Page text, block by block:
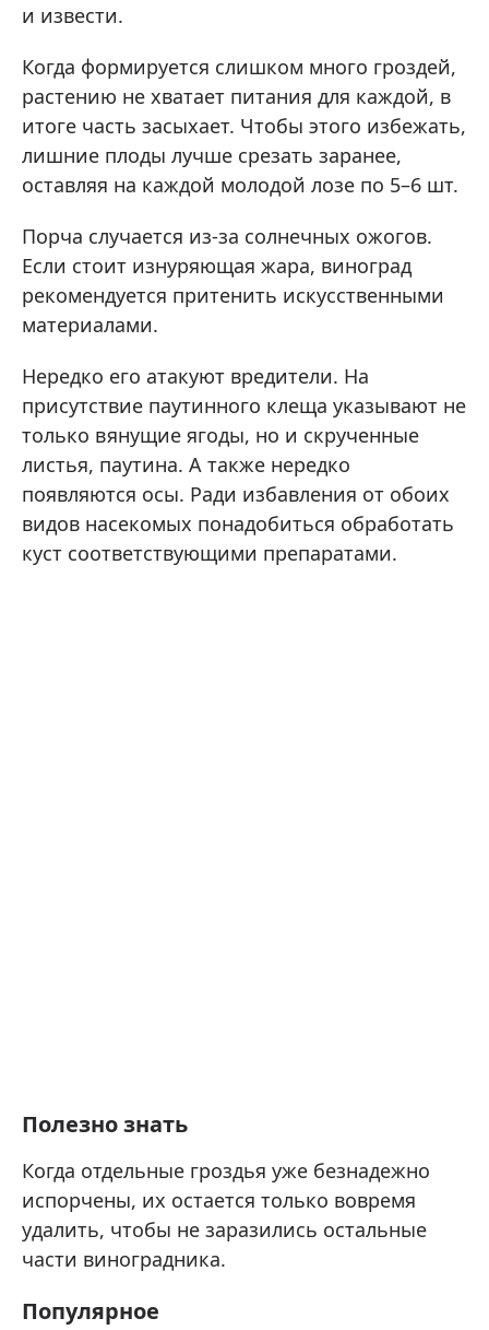
и извести.
Когда формируется слишком много гроздей,
растению не хватает питания для каждой, в
итоге часть засыхает. Чтобы этого избежать,
лишние плоды лучше срезать заранее,
оставляя на каждой молодой лозе по 5–6 шт.
Порча случается из-за солнечных ожогов.
Если стоит изнуряющая жара, виноград
рекомендуется притенить искусственными
материалами.
Нередко его атакуют вредители. На
присутствие паутинного клеща указывают не
только вянущие ягоды, но и скрученные
листья, паутина. А также нередко
появляются осы. Ради избавления от обоих
видов насекомых понадобиться обработать
куст соответствующими препаратами.
Полезно знать
Когда отдельные гроздья уже безнадежно
испорчены, их остается только вовремя
удалить, чтобы не заразились остальные
части виноградника.
Популярное